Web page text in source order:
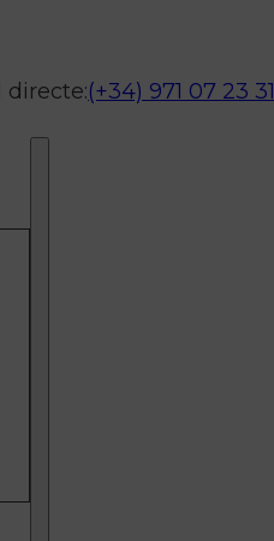
directe:(+34) 971 07 23 31